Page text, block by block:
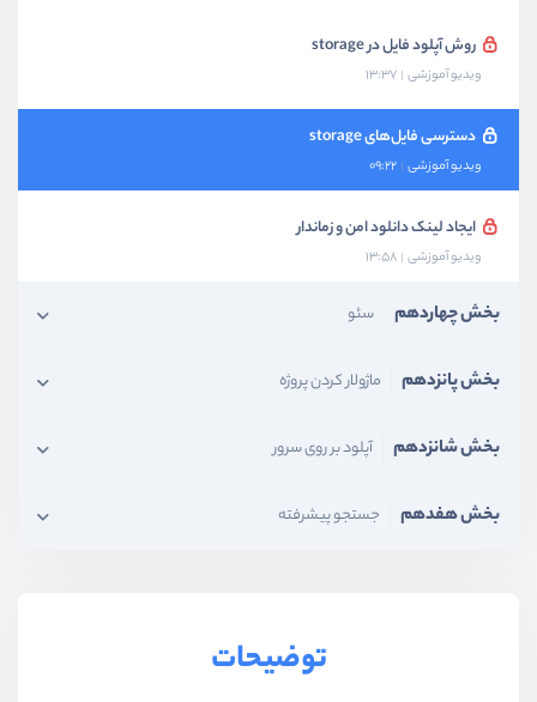
روش آپلود فایل در storage
ویدیو آموزشی 13:37
دسترسی فایل‌های storage
ویدیو آموزشی 09:22
ایجاد لینک دانلود امن و زماندار
ویدیو آموزشی 13:58
بخش چهاردهم سئو
بخش پانزدهم ماژولار کردن پروژه
بخش شانزدهم آپلود بر روی سرور
بخش هفدهم جستجو پیشرفته
توضیحات